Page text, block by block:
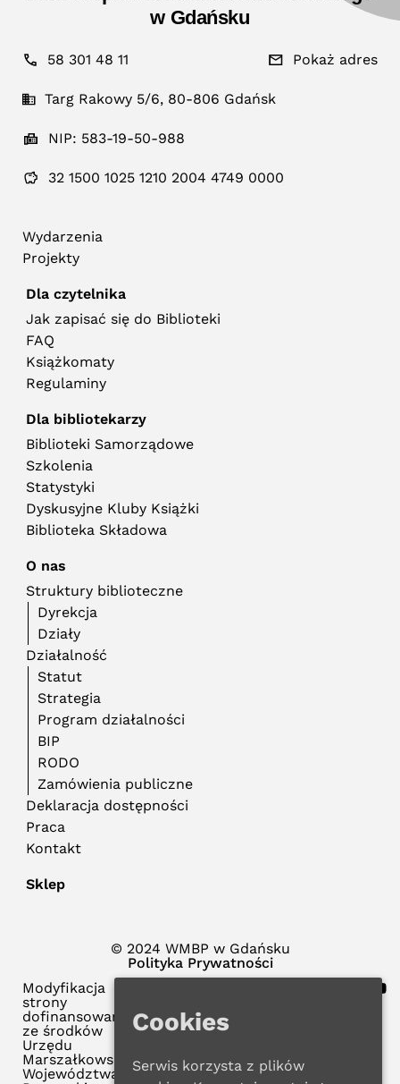
w Gdańsku
58 301 48 11 Pokaż adres
Targ Rakowy 5/6, 80-806 Gdańsk
NIP: 583-19-50-988
32 1500 1025 1210 2004 4749 0000
Wydarzenia
Projekty
Dla czytelnika
Jak zapisać się do Biblioteki
FAQ
Książkomaty
Regulaminy
Dla bibliotekarzy
Biblioteki Samorządowe
Szkolenia
Statystyki
Dyskusyjne Kluby Książki
Biblioteka Składowa
O nas
Struktury biblioteczne
Dyrekcja
Działy
Działalność
Statut
Strategia
Program działalności
BIP
RODO
Zamówienia publiczne
Deklaracja dostępności
Praca
Kontakt
Sklep
© 2024 WMBP w Gdańsku
Polityka Prywatności
Modyfikacja
strony
dofinansowana
ze środków
Urzędu
Marszałkowskiego
Województwa
Cookies
Serwis korzysta z plików